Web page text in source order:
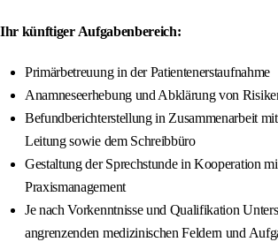
Ihr künftiger Aufgabenbereich:
Primärbetreuung in der Patientenerstaufnahme
Anamneseerhebung und Abklärung von
Befundberichterstellung in Zusammenarbeit
Leitung sowie dem Schreibbüro
Gestaltung der Sprechstunde in Kooperation
Praxismanagement
Je nach Vorkenntnisse und Qualifikation
angrenzenden medizinischen Feldern und